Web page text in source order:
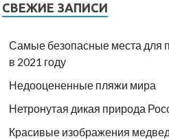
СВЕЖИЕ ЗАПИСИ
Самые безопасные места для
в 2021 году
Недооцененные пляжи мира
Нетронутая дикая природа
Красивые изображения